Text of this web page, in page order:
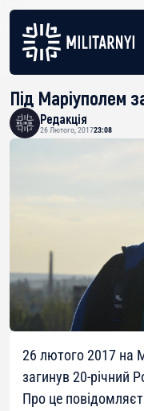
Під Маріуполем
Редакція
26 Лютого, 201723:08
26 лютого 2017 на
загинув 20-річний
Про це